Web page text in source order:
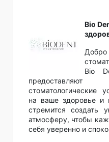
Bio
Bio
предоставляют
стоматологические
на ваше здоровье и
стремится создать
атмосферу, чтобы
себя уверенно и